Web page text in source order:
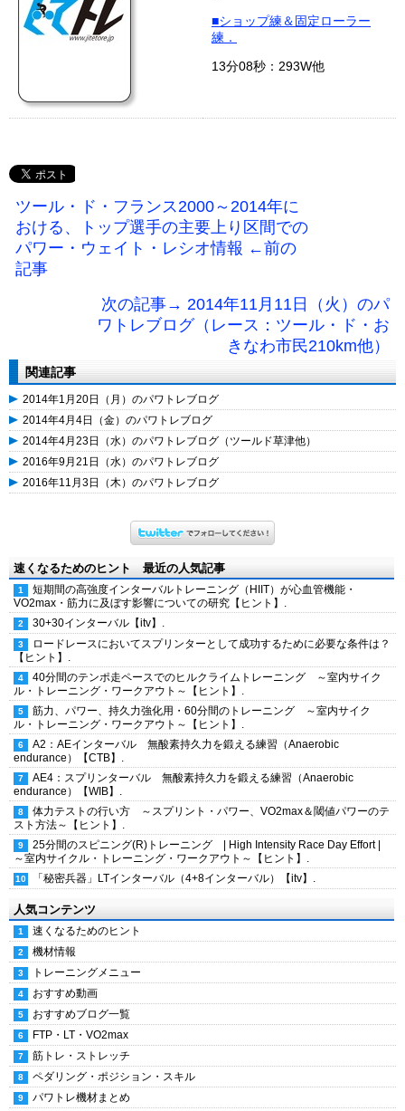
■ショップ練＆固定ローラー
練．
13分08秒：293W他
ツール・ド・フランス2000～2014年に
おける、トップ選手の主要上り区間での
パワー・ウェイト・レシオ情報 ←前の
記事
次の記事→ 2014年11月11日（火）のパ
ワトレブログ（レース：ツール・ド・お
きなわ市民210km他）
関連記事
2014年1月20日（月）のパワトレブログ
2014年4月4日（金）のパワトレブログ
2014年4月23日（水）のパワトレブログ（ツールド草津他）
2016年9月21日（水）のパワトレブログ
2016年11月3日（木）のパワトレブログ
速くなるためのヒント 最近の人気記事
短期間の高強度インターバルトレーニング（HIIT）が心血管機能・
VO2max・筋力に及ぼす影響についての研究【ヒント】.
30+30インターバル【itv】.
ロードレースにおいてスプリンターとして成功するために必要な条件は？
【ヒント】.
40分間のテンポ走ペースでのヒルクライムトレーニング ～室内サイク
ル・トレーニング・ワークアウト～【ヒント】.
筋力、パワー、持久力強化用・60分間のトレーニング ～室内サイク
ル・トレーニング・ワークアウト～【ヒント】.
A2：AEインターバル 無酸素持久力を鍛える練習（Anaerobic
endurance）【CTB】.
AE4：スプリンターバル 無酸素持久力を鍛える練習（Anaerobic
endurance）【WIB】.
体力テストの行い方 ～スプリント・パワー、VO2max＆閾値パワーのテ
スト方法～【ヒント】.
25分間のスピニング(R)トレーニング | High Intensity Race Day Effort |
～室内サイクル・トレーニング・ワークアウト～【ヒント】.
「秘密兵器」LTインターバル（4+8インターバル）【itv】.
人気コンテンツ
速くなるためのヒント
機材情報
トレーニングメニュー
おすすめ動画
おすすめブログ一覧
FTP・LT・VO2max
筋トレ・ストレッチ
ペダリング・ポジション・スキル
パワトレ機材まとめ